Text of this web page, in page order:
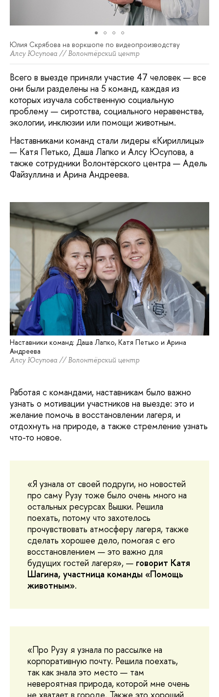
Юлия Скрябова на воркшопе по видеопроизводству
Алсу Юсупова // Волонтёрский центр
Всего в выезде приняли участие 47 человек — все
они были разделены на 5 команд, каждая из
которых изучала собственную социальную
проблему — сиротства, социального неравенства,
экологии, инклюзии или помощи животным.
Наставниками команд стали лидеры «Кириллицы»
— Катя Петько, Даша Лапко и Алсу Юсупова, а
также сотрудники Волонтёрского центра — Адель
Файзуллина и Арина Андреева.
Наставники команд: Даша Лапко, Катя Петько и Арина
Андреева
Алсу Юсупова // Волонтёрский центр
Работая с командами, наставникам было важно
узнать о мотивации участников на выезде: это и
желание помочь в восстановлении лагеря, и
отдохнуть на природе, а также стремление узнать
что-то новое.
«Я узнала от своей подруги, но новостей
про саму Рузу тоже было очень много на
остальных ресурсах Вышки. Решила
поехать, потому что захотелось
прочувствовать атмосферу лагеря, также
сделать хорошее дело, помогая с его
восстановлением — это важно для
будущих гостей лагеря», — говорит Катя
Шагина, участница команды «Помощь
животным».
«Про Рузу я узнала по рассылке на
корпоративную почту. Решила поехать,
так как знала это место — там
невероятная природа, которой мне очень